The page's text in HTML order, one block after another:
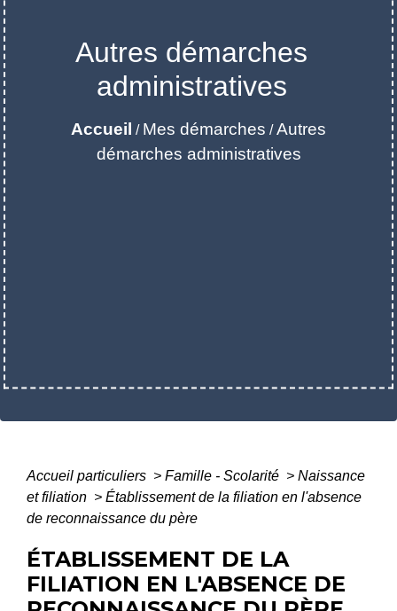
Autres démarches
administratives
Accueil / Mes démarches /Autres
démarches administratives
Accueil particuliers > Famille - Scolarité > Naissance
et filiation > Établissement de la filiation en l'absence
de reconnaissance du père
ÉTABLISSEMENT DE LA
FILIATION EN L'ABSENCE DE